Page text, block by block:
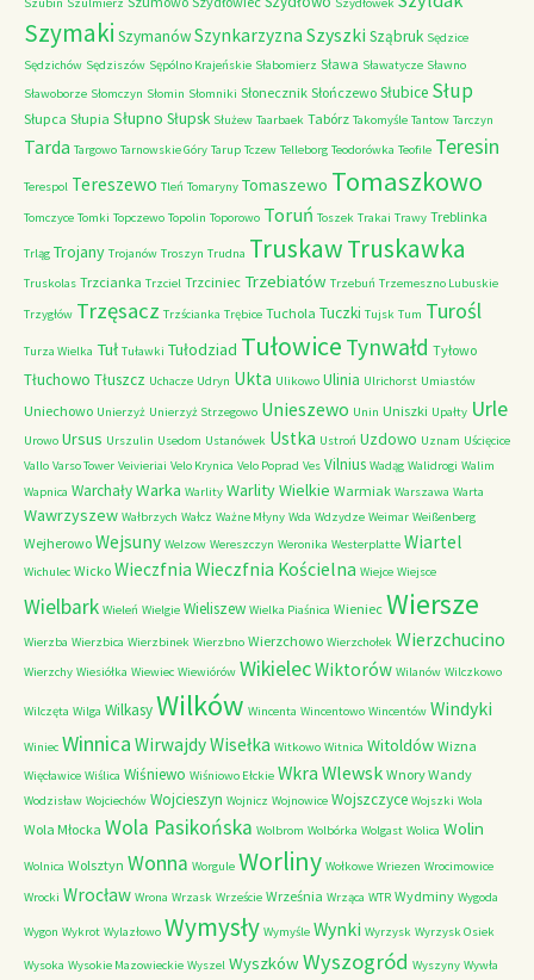
Szymaki SzymanówSzynkarzyzna Szyszki Sząbruk Sędzice
Sędzichów Sędziszów Sępólno Krajeńskie Słabomierz Sława Sławatycze Sławno
Sławoborze Słomczyn Słomin Słomniki Słonecznik Słończewo Słubice Słup
Słupca Słupia Słupno Słupsk Służew Taarbaek Tabórz Takomyśle Tantow Tarczyn
Tarda Targowo Tarnowskie Góry Tarup Tczew Telleborg Teodorówka Teofile Teresin
Terespol Tereszewo Tleń Tomaryny Tomaszewo Tomaszkowo
Tomczyce Tomki Topczewo Topolin Toporowo Toruń Toszek Trakai Trawy Treblinka
Trląg Trojany Trojanów Troszyn Trudna TruskawTruskawka
Truskolas Trzcianka Trzciel Trzciniec Trzebiatów Trzebuń Trzemeszno Lubuskie
Trzygłów Trzęsacz Trzścianka Trębice Tuchola Tuczki Tujsk Tum Turośl
Turza Wielka Tuł Tuławki Tułodziad Tułowice Tynwałd Tyłowo
Tłuchowo Tłuszcz Uchacze Udryn Ukta Ulikowo Ulinia Ulrichorst Umiastów
Uniechowo Unierzyż Unierzyż Strzegowo Unieszewo Unin Uniszki Upałty Urle
Urowo Ursus Urszulin Usedom Ustanówek Ustka Ustroń Uzdowo Uznam Uścięcice
Vallo Varso Tower Veivieriai Velo Krynica Velo Poprad Ves Vilnius Wadąg Walidrogi Walim
Wapnica WarchałyWarka Warlity Warlity Wielkie Warmiak Warszawa Warta
Wawrzyszew Wałbrzych Wałcz Ważne Młyny Wda Wdzydze Weimar Weißenberg
Wejherowo Wejsuny Welzow Wereszczyn Weronika Westerplatte Wiartel
Wichulec Wicko Wieczfnia Wieczfnia Kościelna Wiejce Wiejsce
Wielbark Wieleń Wielgie Wieliszew Wielka Piaśnica Wieniec Wiersze
Wierzba Wierzbica Wierzbinek Wierzbno Wierzchowo Wierzchołek Wierzchucino
Wierzchy Wiesiółka Wiewiec Wiewiórów WikielecWiktorów Wilanów Wilczkowo
Wilczęta Wilga WilkasyWilków Wincenta Wincentowo Wincentów Windyki
Winiec Winnica WirwajdyWisełka Witkowo Witnica Witoldów Wizna
Więcławice Wiślica Wiśniewo Wiśniowo Ełckie Wkra Wlewsk Wnory Wandy
Wodzisław Wojciechów Wojcieszyn Wojnicz Wojnowice Wojszczyce Wojszki Wola
Wola Młocka Wola Pasikońska Wolbrom Wolbórka Wolgast Wolica Wolin
Wolnica Wolsztyn Wonna Worgule Worliny Wołkowe Wriezen Wrocimowice
Wrocki Wrocław Wrona Wrzask Wrzeście Września Wrząca WTR Wydminy Wygoda
Wygon Wykrot Wylazłowo Wymysły Wymyśle Wynki Wyrzysk Wyrzysk Osiek
Wysoka Wysokie Mazowieckie Wyszel WyszkówWyszogród Wyszyny Wywła